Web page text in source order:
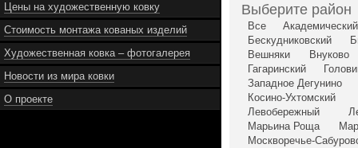
Цены на художественную ковку
Стоимость монтажа кованых изделий
Художественная ковка – фотогалерея
Новости из мира ковки
О проекте
Выберите район
Все
Академический
Бескудниковский
Вешняки
Внуково
Гагаринский
Западное Дегунино
Косино-Ухтомский
Левобережный
Марьина Роща
Москворечье-